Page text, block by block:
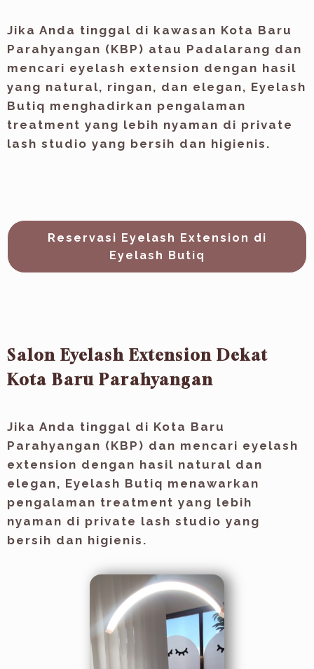
Jika Anda tinggal di kawasan Kota Baru
Parahyangan (KBP) atau Padalarang dan
mencari eyelash extension dengan hasil
yang natural, ringan, dan elegan, Eyelash
Butiq menghadirkan pengalaman
treatment yang lebih nyaman di private
lash studio yang bersih dan higienis.
Reservasi Eyelash Extension di
Eyelash Butiq
Salon Eyelash Extension Dekat
Kota Baru Parahyangan
Jika Anda tinggal di Kota Baru
Parahyangan (KBP) dan mencari eyelash
extension dengan hasil natural dan
elegan, Eyelash Butiq menawarkan
pengalaman treatment yang lebih
nyaman di private lash studio yang
bersih dan higienis.